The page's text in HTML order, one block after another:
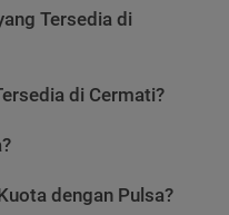
Tersedia di
di Cermati?
dengan Pulsa?